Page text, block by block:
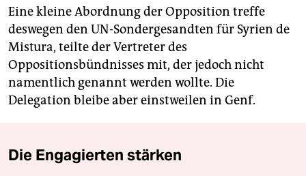
Eine kleine Abordnung der Opposition treffe
deswegen den UN-Sondergesandten für Syrien de
Mistura, teilte der Vertreter des
Oppositionsbündnisses mit, der jedoch nicht
namentlich genannt werden wollte. Die
Delegation bleibe aber einstweilen in Genf.
Die Engagierten stärken